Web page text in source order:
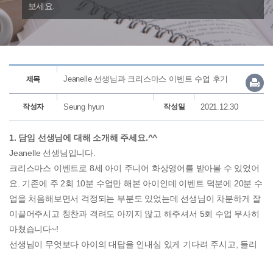
바로가기
수업
보세요.
제목 Jeanelle 선생님과 크리스마스 이벤트 수업 후기
작성자 Seung hyun 작성일 2021.12.30
1. 담임 선생님에 대해 소개해 주세요.^^
Jeanelle 선생님입니다.
크리스마스 이벤트로 8세 아이 주니어 화상영어를 받아볼 수 있었어
요. 기존에 주 2회 10분 수업만 해본 아이인데 이벤트 덕분에 20분 수
업을 처음해보면서 걱정되는 부분도 있었는데 선생님이 차분하게 잘
이끌어주시고 칭찬과 격려도 아끼지 않고 해주셔서 5회 수업 무사히
마쳤습니다~!
선생님이 무엇보다 아이의 대답을 인내심 있게 기다려 주시고, 들리